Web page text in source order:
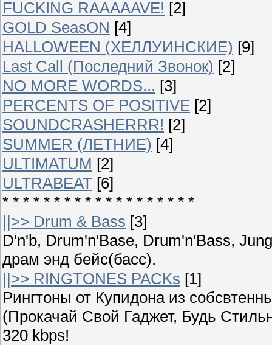
FUCKING RAAAAAVE! [2]
GOLD SeasON [4]
HALLOWEEN (ХЕЛЛУИНСКИЕ) [9]
Last Call (Последний Звонок) [2]
NO MORE WORDS... [3]
PERCENTS OF POSITIVE [2]
SOUNDCRASHERRR! [2]
SUMMER (ЛЕТНИЕ) [4]
ULTIMATUM [2]
ULTRABEAT [6]
* * * * * * * * * * * * * * * * * * *
||>> Drum & Bass [3]
D'n'b, Drum'n'Base, Drum'n'Bass,
драм энд бейс(басс).
||>> RINGTONES PACKs [1]
Рингтоны от Купидона из
(Прокачай Свой Гаджет, Будь
320 kbps!